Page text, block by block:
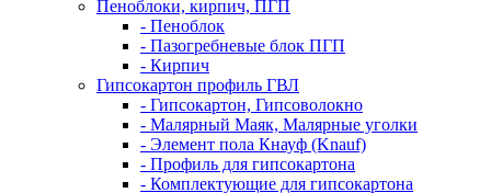
Пеноблоки, кирпич, ПГП
- Пеноблок
- Пазогребневые блок ПГП
- Кирпич
Гипсокартон профиль ГВЛ
- Гипсокартон, Гипсоволокно
- Малярный Маяк, Малярные уголки
- Элемент пола Кнауф (Knauf)
- Профиль для гипсокартона
- Комплектующие для гипсокартона